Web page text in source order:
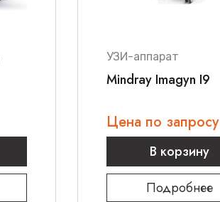
УЗИ-аппарат
Mindray Imagyn I9
Цена по запросу
В корзину
Подробнее